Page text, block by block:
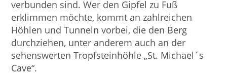
verbunden sind. Wer den Gipfel zu Fuß
erklimmen möchte, kommt an zahlreichen
Höhlen und Tunneln vorbei, die den Berg
durchziehen, unter anderem auch an der
sehenswerten Tropfsteinhöhle „St. Michael´s
Cave“.